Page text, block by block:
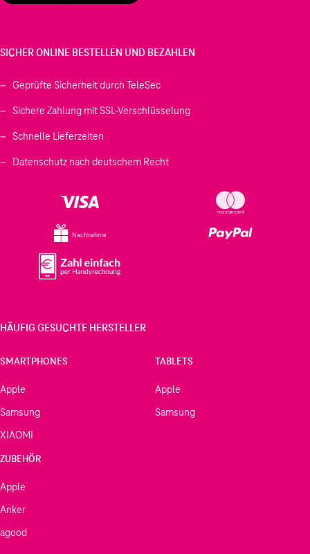
SICHER ONLINE BESTELLEN UND BEZAHLEN
Geprüfte Sicherheit durch TeleSec
Sichere Zahlung mit SSL-Verschlüsselung
Schnelle Lieferzeiten
Datenschutz nach deutschem Recht
Nachnahme
HÄUFIG GESUCHTE HERSTELLER
SMARTPHONES
Apple
Samsung
XIAOMI
TABLETS
Apple
Samsung
ZUBEHÖR
Apple
Anker
agood